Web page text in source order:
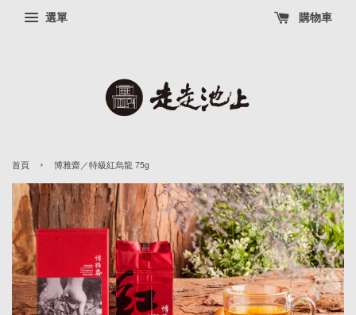
選單 購物車
首頁 › 博雅齋／特級紅烏龍 75g